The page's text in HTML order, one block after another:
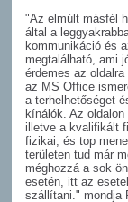
"Az elmúlt másfél
által a
kommunikáció és
megtalálható, ami
érdemes az
az MS Office
a terhelhetőséget
kínálók. Az
illetve a kvalifikált
fizikai, és top
területen tud már
méghozzá a sok
esetén, itt az
szállítani." mondja